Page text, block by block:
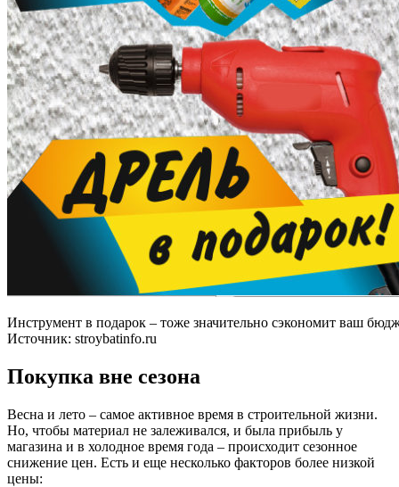
Инструмент в подарок – тоже значительно сэкономит ваш
Источник: stroybatinfo.ru
Покупка вне сезона
Весна и лето – самое активное время в строительной жизни.
Но, чтобы материал не залеживался, и была прибыль у
магазина и в холодное время года – происходит сезонное
снижение цен. Есть и еще несколько факторов более низкой
цены: